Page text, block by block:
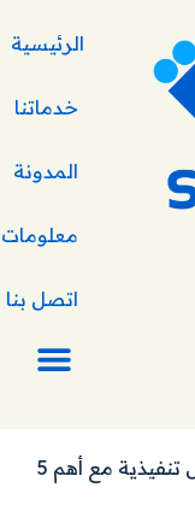
الرئيسية
خدماتنا
المدونة
معلومات
اتصل بنا
نموذج خطة عمل تنفيذية مع أهم 5